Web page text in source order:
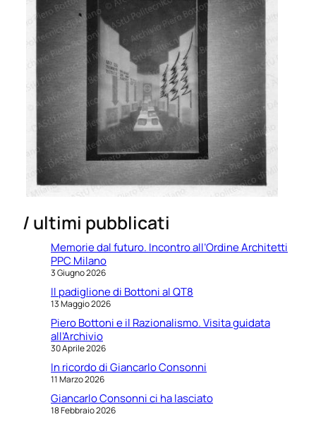
/ ultimi pubblicati
Memorie dal futuro. Incontro all’Ordine Architetti
PPC Milano
3 Giugno 2026
Il padiglione di Bottoni al QT8
13 Maggio 2026
Piero Bottoni e il Razionalismo. Visita guidata
all’Archivio
30 Aprile 2026
In ricordo di Giancarlo Consonni
11 Marzo 2026
Giancarlo Consonni ci ha lasciato
18 Febbraio 2026